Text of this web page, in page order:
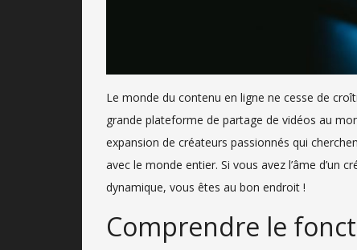
Le monde du contenu en ligne ne cesse de
grande plateforme de partage de vidéos au
expansion de créateurs passionnés qui
avec le monde entier. Si vous avez l’âme
dynamique, vous êtes au bon endroit !
Comprendre le